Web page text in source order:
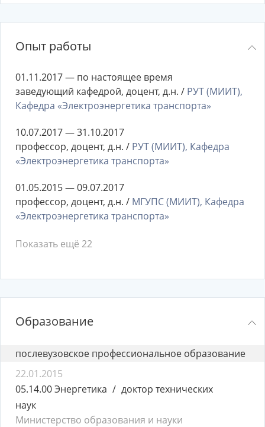
Опыт работы
01.11.2017 — по настоящее время
заведующий кафедрой, доцент, д.н. / РУТ (МИИТ),
Кафедра «Электроэнергетика транспорта»
10.07.2017 — 31.10.2017
профессор, доцент, д.н. / РУТ (МИИТ), Кафедра
«Электроэнергетика транспорта»
01.05.2015 — 09.07.2017
профессор, доцент, д.н. / МГУПС (МИИТ), Кафедра
«Электроэнергетика транспорта»
Показать ещё 22
Образование
послевузовское профессиональное образование
22.01.2015
05.14.00 Энергетика
доктор технических
наук
Министерство образования и науки